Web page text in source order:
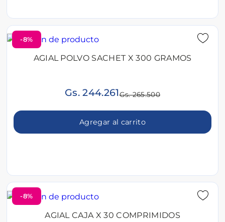
-8%
AGIAL POLVO SACHET X 300 GRAMOS
Gs. 244.261Gs. 265.500
Agregar al carrito
-8%
AGIAL CAJA X 30 COMPRIMIDOS